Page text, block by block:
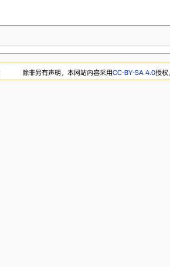
除非另有声明，本网站内容采用CC-BY-SA 4.0授权